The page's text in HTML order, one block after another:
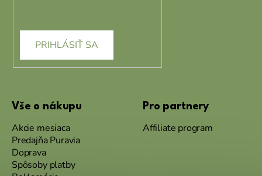
PRIHLÁSIŤ SA
Vše o nákupu
Akcie mesiaca
Predajňa Puravia
Doprava
Spôsoby platby
Pro partnery
Affiliate program